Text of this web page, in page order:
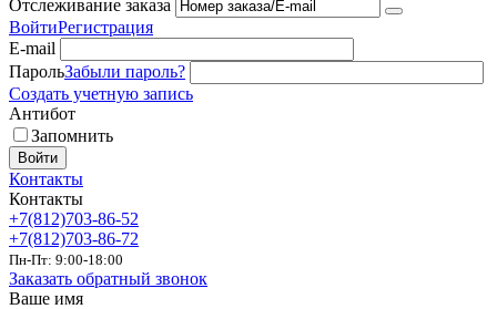
Отслеживание заказа
ВойтиРегистрация
E-mail
ПарольЗабыли пароль?
Создать учетную запись
Антибот
Запомнить
Войти
Контакты
Контакты
+7(812)703-86-52
+7(812)703-86-72
Пн-Пт: 9:00-18:00
Заказать обратный звонок
Ваше имя